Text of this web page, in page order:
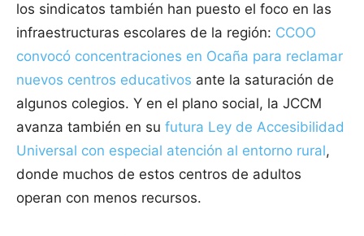
los sindicatos también han puesto el foco en las
infraestructuras escolares de la región: CCOO
convocó concentraciones en Ocaña para reclamar
nuevos centros educativos ante la saturación de
algunos colegios. Y en el plano social, la JCCM
avanza también en su futura Ley de Accesibilidad
Universal con especial atención al entorno rural,
donde muchos de estos centros de adultos
operan con menos recursos.